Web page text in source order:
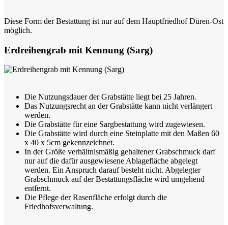
Diese Form der Bestattung ist nur auf dem Hauptfriedhof Düren-Ost
möglich.
Erdreihengrab mit Kennung (Sarg)
Die Nutzungsdauer der Grabstätte liegt bei 25 Jahren.
Das Nutzungsrecht an der Grabstätte kann nicht verlängert
werden.
Die Grabstätte für eine Sargbestattung wird zugewiesen.
Die Grabstätte wird durch eine Steinplatte mit den Maßen 60
x 40 x 5cm gekennzeichnet.
In der Größe verhältnismäßig gehaltener Grabschmuck darf
nur auf die dafür ausgewiesene Ablagefläche abgelegt
werden. Ein Anspruch darauf besteht nicht. Abgelegter
Grabschmuck auf der Bestattungsfläche wird umgehend
entfernt.
Die Pflege der Rasenfläche erfolgt durch die
Friedhofsverwaltung.